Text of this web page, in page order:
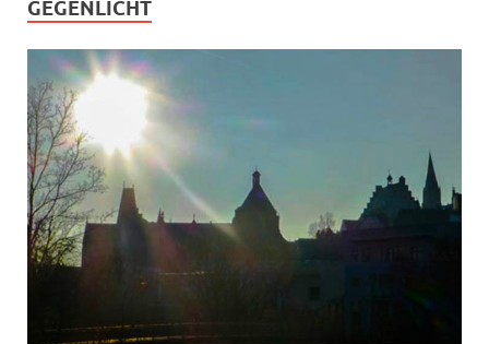
GEGENLICHT